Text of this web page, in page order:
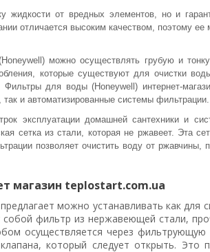
жидкости от вредных элементов, но и
отличается высоким качеством, поэтому
можно осуществлять грубую и
которые существуют для очистки
для воды (Honeywell) интернет-
и автоматизированные системы фильтрации.
эксплуатации домашней сантехники и
сетка из стали, которая не ржавеет. Эта
позволяет очистить воду от ржавчины,
магазин teplostart.com.ua
можно устанавливать как для
фильтр из нержавеющей стали,
осуществляется через фильтрующую
который следует открыть. Это